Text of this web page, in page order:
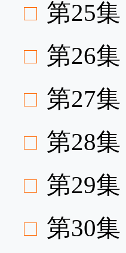
第25集
第26集
第27集
第28集
第29集
第30集